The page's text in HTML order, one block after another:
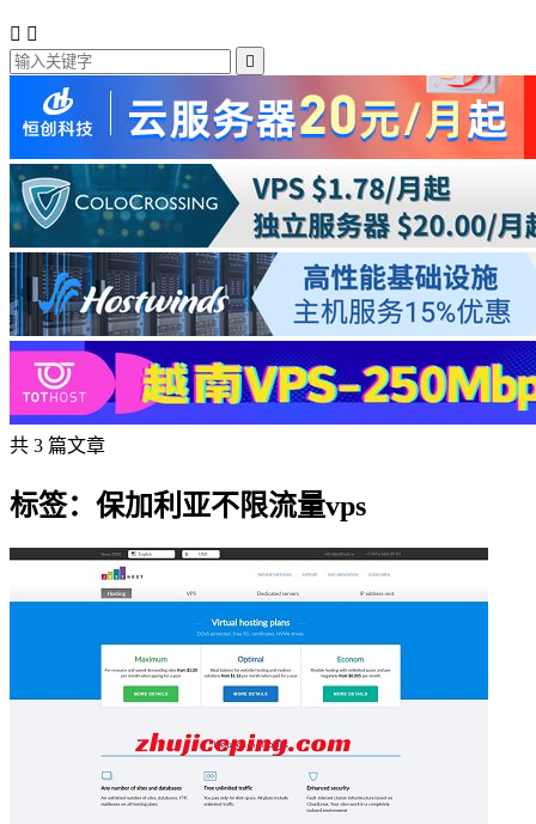
 

共 3 篇文章
标签：保加利亚不限流量vps